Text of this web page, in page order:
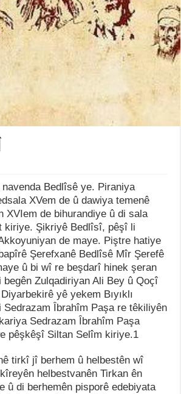
Bedlîsê ye. Piraniya
XVem de û dawiya temenê
XVIem de bihurandiye û di sala
kiriye. Şikriyê Bedlîsî, pêşî li
de maye. Piştre hatiye
Şerefxanê Bedlîsê Mîr Şerefê
û bi wî re beşdarî hinek şeran
begên Zulqadiriyan Ali Bey û Qoçî
yê yekem Bıyıklı
Sedrazam Îbrahîm Paşa re têkiliyên
Sedrazam Îbrahîm Paşa
pêşkêşî Siltan Selîm kiriye.1
tirkî jî berhem û helbestên wî
helbestvanên Tirkan ên
û di berhemên pisporê edebiyata